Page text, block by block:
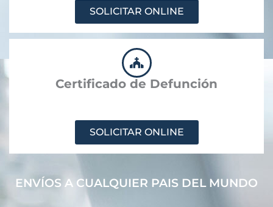
SOLICITAR ONLINE
Certificado de Defunción
SOLICITAR ONLINE
ENVÍOS A CUALQUIER PAIS DEL MUNDO